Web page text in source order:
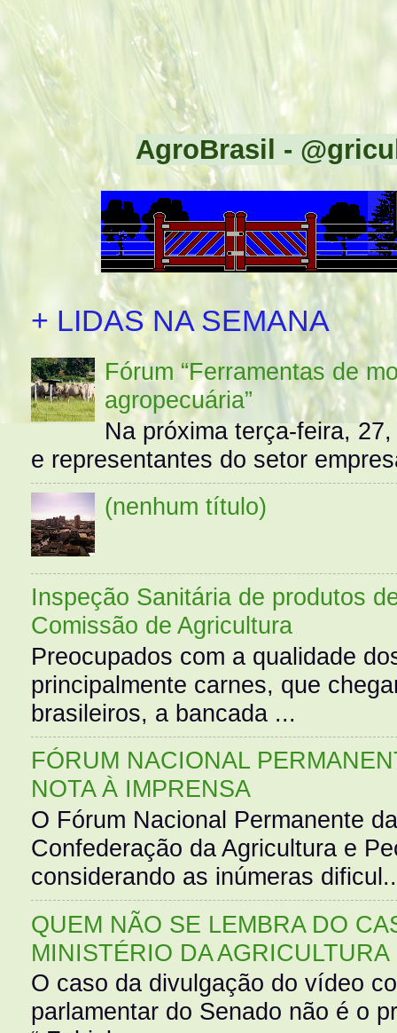
AgroBrasil -
+ LIDAS NA SEMANA
Fórum “Ferramentas de
agropecuária”
Na próxima terça-feira,
e representantes do setor
(nenhum título)
Inspeção Sanitária de produtos
Comissão de Agricultura
Preocupados com a qualidade
principalmente carnes, que
brasileiros, a bancada ...
FÓRUM NACIONAL
NOTA À IMPRENSA
O Fórum Nacional Permanente
Confederação da Agricultura e
considerando as inúmeras
QUEM NÃO SE LEMBRA DO
MINISTÉRIO DA AGRICULTURA
O caso da divulgação do vídeo
parlamentar do Senado não é o